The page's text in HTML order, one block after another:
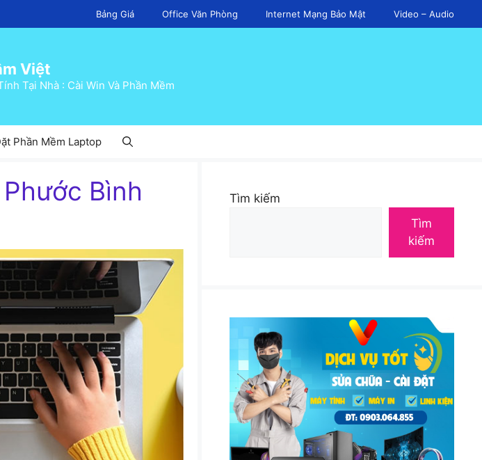
Bảng Giá Office Văn Phòng Internet Mạng Bảo Mật Video – Audio
Việt
Tại Nhà : Cài Win Và Phần Mềm
Phần Mềm Laptop
Bình
Tìm kiếm
Tìm
kiếm